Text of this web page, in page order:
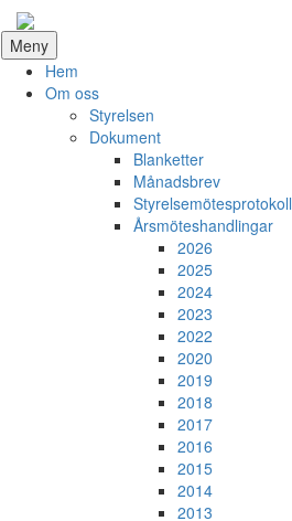
Meny Hoppa
till
innehåll
Hem
Om oss
Styrelsen
Dokument
Blanketter
Månadsbrev
Styrelsemötesprotokoll
Årsmöteshandlingar
2026
2025
2024
2023
2022
2020
2019
2018
2017
2016
2015
2014
2013